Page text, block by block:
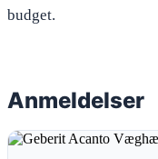
budget.
Anmeldelser